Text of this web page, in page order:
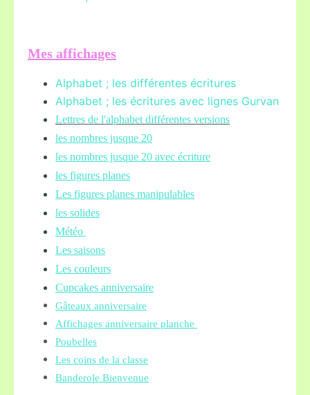
Mes affichages
Alphabet ; les différentes écritures
Alphabet ; les écritures avec lignes Gurvan
Lettres de l'alphabet différentes versions
les nombres jusque 20
les nombres jusque 20 avec écriture
les figures planes
Les figures planes manipulables
les solides
Météo
Les saisons
Les couleurs
Cupcakes anniversaire
Gâteaux anniversaire
Affichages anniversaire planche
Poubelles
Les coins de la classe
Banderole Bienvenue